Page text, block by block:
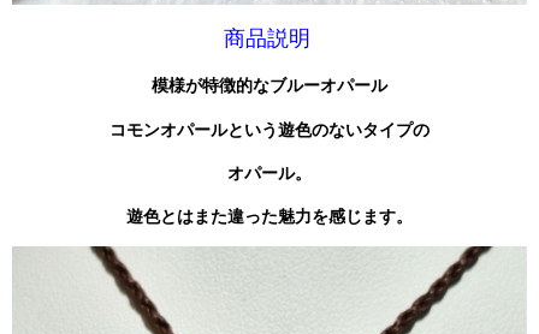
商品説明
模様が特徴的なブルーオパール
コモンオパールという遊色のないタイプの
オパール。
遊色とはまた違った魅力を感じます。